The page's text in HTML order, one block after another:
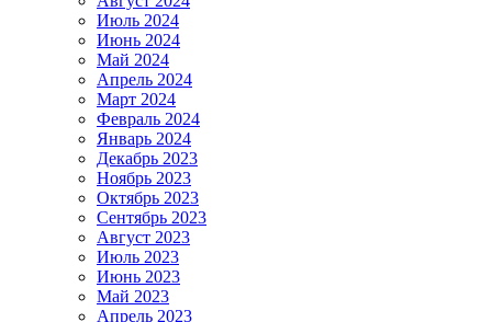
Июль 2024
Июнь 2024
Май 2024
Апрель 2024
Март 2024
Февраль 2024
Январь 2024
Декабрь 2023
Ноябрь 2023
Октябрь 2023
Сентябрь 2023
Август 2023
Июль 2023
Июнь 2023
Май 2023
Апрель 2023